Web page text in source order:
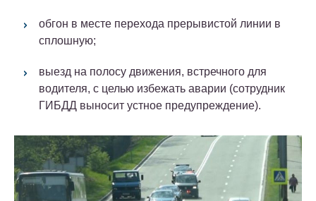
обгон в месте перехода прерывистой линии в
сплошную;
выезд на полосу движения, встречного для
водителя, с целью избежать аварии (сотрудник
ГИБДД выносит устное предупреждение).